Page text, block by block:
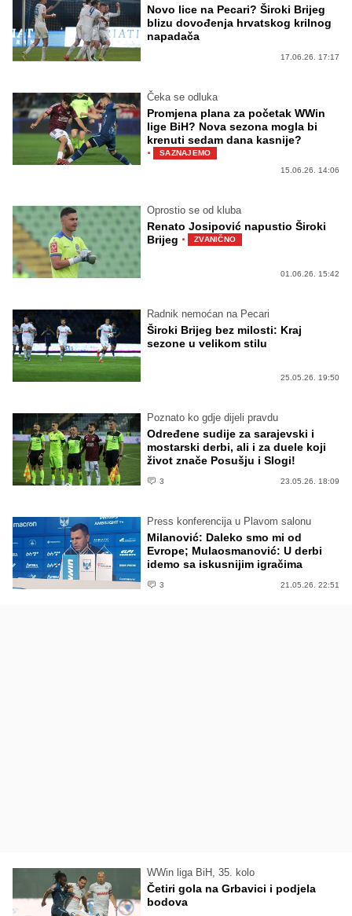
Novo lice na Pecari? Široki Brijeg
blizu dovođenja hrvatskog krilnog
napadača
17.06.26. 17:17
Čeka se odluka
Promjena plana za početak WWin
lige BiH? Nova sezona mogla bi
krenuti sedam dana kasnije?
·
SAZNAJEMO
15.06.26. 14:06
Oprostio se od kluba
Renato Josipović napustio Široki
Brijeg · ZVANIČNO
01.06.26. 15:42
Radnik nemoćan na Pecari
Široki Brijeg bez milosti: Kraj
sezone u velikom stilu
25.05.26. 19:50
Poznato ko gdje dijeli pravdu
Određene sudije za sarajevski i
mostarski derbi, ali i za duele koji
život znače Posušju i Slogi!
3 23.05.26. 18:09
Press konferencija u Plavom salonu
Milanović: Daleko smo mi od
Evrope; Mulaosmanović: U derbi
idemo sa iskusnijim igračima
3 21.05.26. 22:51
WWin liga BiH, 35. kolo
Četiri gola na Grbavici i podjela
bodova